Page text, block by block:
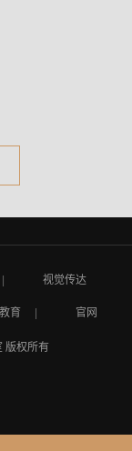
视觉传达
育 官网
版权所有